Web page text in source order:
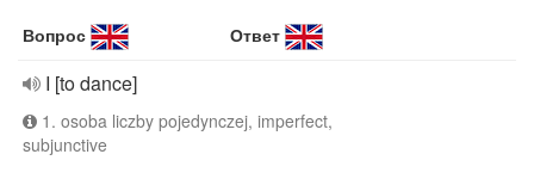
Вопрос Ответ
I [to dance]
1. osoba liczby pojedynczej, imperfect,
subjunctive